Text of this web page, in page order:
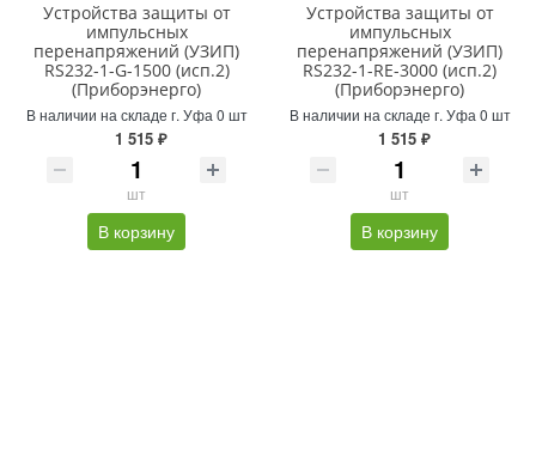
Устройства защиты от
импульсных
перенапряжений (УЗИП)
RS232-1-G-1500 (исп.2)
(Приборэнерго)
В наличии на складе г. Уфа 0 шт
1 515 ₽
шт
В корзину
Устройства защиты от
импульсных
перенапряжений (УЗИП)
RS232-1-RE-3000 (исп.2)
(Приборэнерго)
В наличии на складе г. Уфа 0 шт
1 515 ₽
шт
В корзину